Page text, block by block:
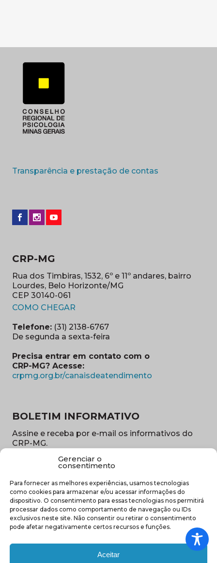
Gerenciar o
consentimento
Para fornecer as melhores experiências, usamos tecnologias
como cookies para armazenar e/ou acessar informações do
dispositivo. O consentimento para essas tecnologias nos permitirá
processar dados como comportamento de navegação ou IDs
exclusivos neste site. Não consentir ou retirar o consentimento
pode afetar negativamente certos recursos e funções.
Aceitar
Transparência e prestação de contas
CRP-MG
Rua dos Timbiras, 1532, 6º e 11º andares, bairro
Lourdes, Belo Horizonte/MG
CEP 30140-061
COMO CHEGAR
Telefone: (31) 2138-6767
De segunda a sexta-feira
Precisa entrar em contato com o
CRP-MG? Acesse:
crpmg.org.br/canaisdeatendimento
BOLETIM INFORMATIVO
Assine e receba por e-mail os informativos do
CRP-MG.
E-
mail
(obrigatório)
Sub
região